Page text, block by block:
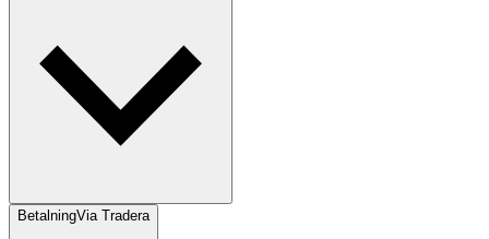
BetalningVia Tradera